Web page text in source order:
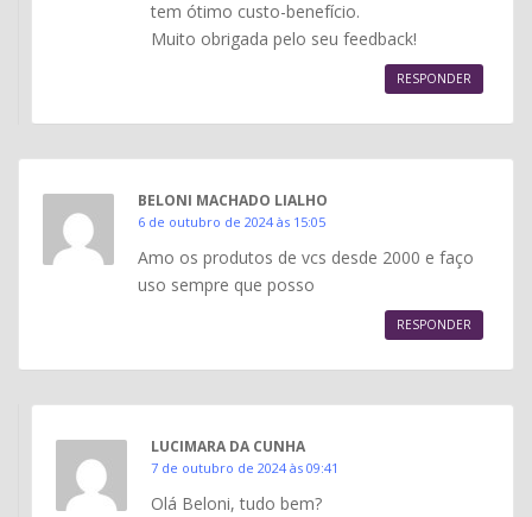
tem ótimo custo-benefício.
Muito obrigada pelo seu feedback!
RESPONDER
BELONI MACHADO LIALHO
6 de outubro de 2024 às 15:05
Amo os produtos de vcs desde 2000 e faço
uso sempre que posso
RESPONDER
LUCIMARA DA CUNHA
7 de outubro de 2024 às 09:41
Olá Beloni, tudo bem?